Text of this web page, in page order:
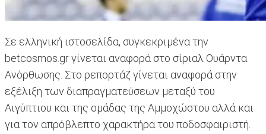
Σε ελληνική ιστοσελίδα, συγκεκριμένα την
betcosmos.gr γίνεται αναφορά στο σίριαλ Ουάρντα
Ανόρθωσης. Στο ρεπορτάζ γίνεται αναφορά στην
εξέλιξη των διαπραγματεύσεων μεταξύ του
Αιγύπτιου και της ομάδας της Αμμοχώστου αλλά και
για τον απρόβλεπτο χαρακτήρα του ποδοσφαιριστή.